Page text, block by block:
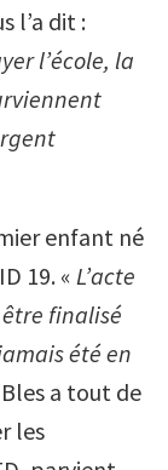
l’a dit :
l’école, la
enfant né
19. « L’acte
finalisé
été en
Bles a tout de
les